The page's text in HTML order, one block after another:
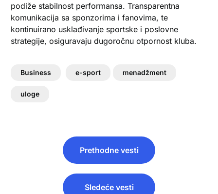
podiže stabilnost performansa. Transparentna
komunikacija sa sponzorima i fanovima, te
kontinuirano usklađivanje sportske i poslovne
strategije, osiguravaju dugoročnu otpornost kluba.
Business e-sport menadžment
uloge
navigation
Prethodne vesti
Sledeće vesti